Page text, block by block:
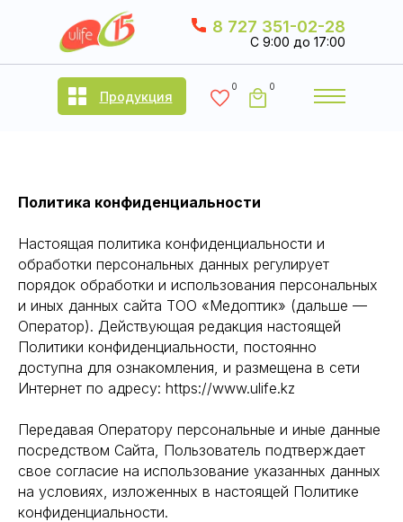
C 9:00 до 17:00
8 727 351-02-28
Продукция
0
0
Политика конфиденциальности
Настоящая политика конфиденциальности и
обработки персональных данных регулирует
порядок обработки и использования персональных
и иных данных сайта ТОО «Медоптик» (дальше —
Оператор). Действующая редакция настоящей
Политики конфиденциальности, постоянно
доступна для ознакомления, и размещена в сети
Интернет по адресу: https://www.ulife.kz
Передавая Оператору персональные и иные данные
посредством Сайта, Пользователь подтверждает
свое согласие на использование указанных данных
на условиях, изложенных в настоящей Политике
конфиденциальности.